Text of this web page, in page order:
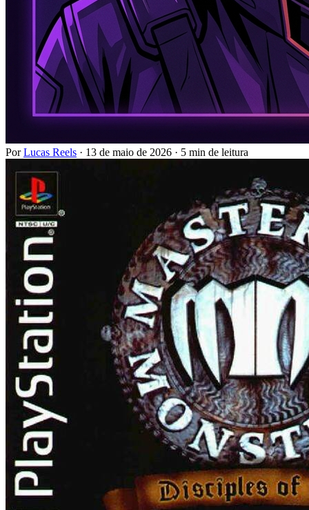
PorLucas Reels · 13 de maio de 2026 · 5 min de leitura